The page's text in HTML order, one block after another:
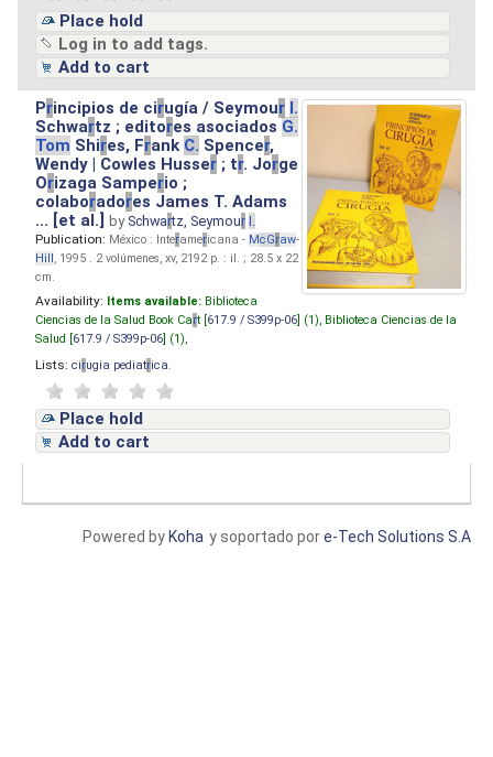
Place hold
Log in to add tags.
Add to cart
Principios de cirugía / Seymour I.
Schwartz ; editores asociados G.
Tom Shires, Frank C. Spencer,
Wendy | Cowles Husser ; tr. Jorge
Orizaga Samperio ;
colaboradores James T. Adams
... [et al.]by Schwartz, Seymour I.
Publication: México : Interamericana - McGraw-
Hill, 1995 . 2 volúmenes, xv, 2192 p. : il. ; 28.5 x 22
cm.
Availability: Items available: Biblioteca
Ciencias de la Salud Book Cart [ 617.9 / S399p-06 ] (1), Biblioteca Ciencias de la
Salud [ 617.9 / S399p-06 ] (1),
Lists: cirugia pediatrica
Place hold
Add to cart
y soportado pore-Tech Solutions S.A
Powered by Koha